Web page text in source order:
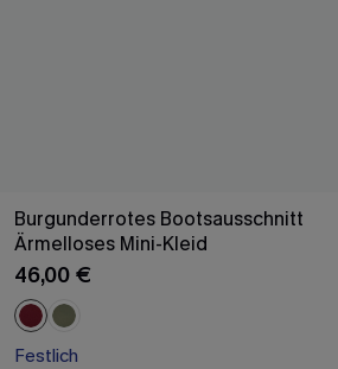
Burgunderrotes Bootsausschnitt
Ärmelloses Mini-Kleid
46,00 €
Festlich